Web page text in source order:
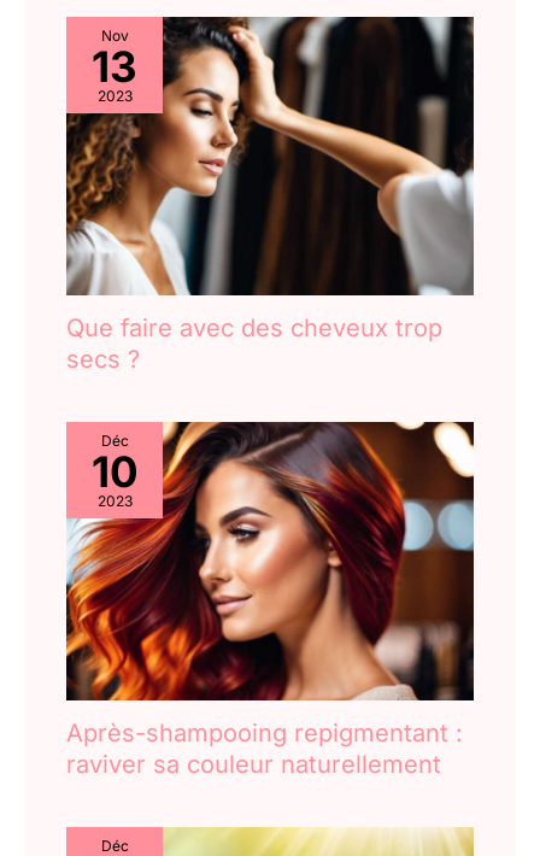
Nov
13
2023
Que faire avec des cheveux trop
secs ?
Déc
10
2023
Après-shampooing repigmentant :
raviver sa couleur naturellement
Déc